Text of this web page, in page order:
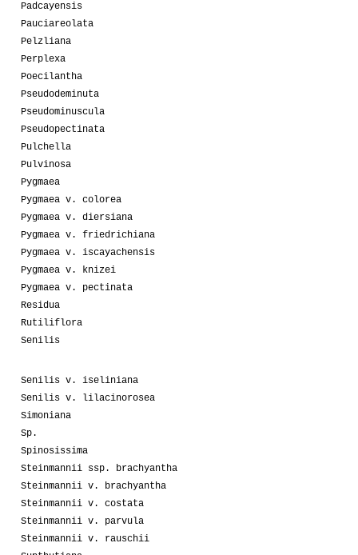
Padcayensis
Pauciareolata
Pelzliana
Perplexa
Poecilantha
Pseudodeminuta
Pseudominuscula
Pseudopectinata
Pulchella
Pulvinosa
Pygmaea
Pygmaea v. colorea
Pygmaea v. diersiana
Pygmaea v. friedrichiana
Pygmaea v. iscayachensis
Pygmaea v. knizei
Pygmaea v. pectinata
Residua
Rutiliflora
Senilis
Senilis v. iseliniana
Senilis v. lilacinorosea
Simoniana
Sp.
Spinosissima
Steinmannii ssp. brachyantha
Steinmannii v. brachyantha
Steinmannii v. costata
Steinmannii v. parvula
Steinmannii v. rauschii